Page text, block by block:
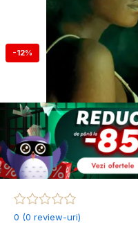
-12%
0 (0 review-uri)